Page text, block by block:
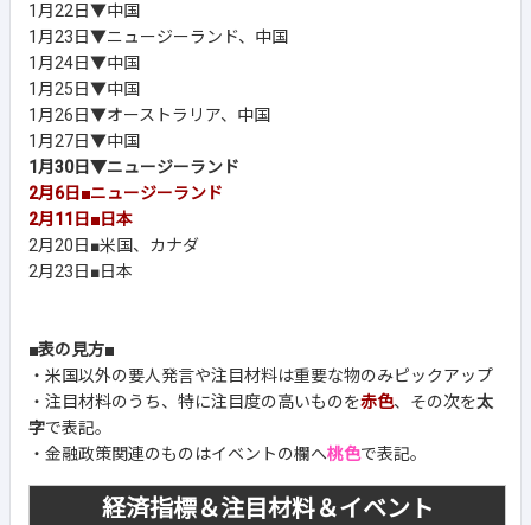
1月22日▼中国
1月23日▼ニュージーランド、中国
1月24日▼中国
1月25日▼中国
1月26日▼オーストラリア、中国
1月27日▼中国
1月30日▼ニュージーランド
2月6日■ニュージーランド
2月11日■日本
2月20日■米国、カナダ
2月23日■日本
■表の見方■
・米国以外の要人発言や注目材料は重要な物のみピックアップ
・注目材料のうち、特に注目度の高いものを赤色、その次を太
字で表記。
・金融政策関連のものはイベントの欄へ桃色で表記。
経済指標＆注目材料＆イベント